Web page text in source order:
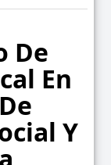
De
En
Y